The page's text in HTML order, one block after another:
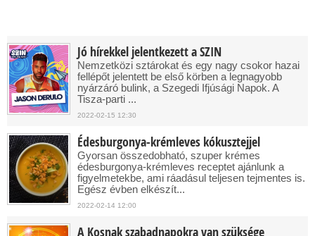
Jó hírekkel jelentkezett a SZIN
Nemzetközi sztárokat és egy nagy csokor hazai
fellépőt jelentett be első körben a legnagyobb
nyárzáró bulink, a Szegedi Ifjúsági Napok. A
Tisza-parti ...
2022-02-15 12:30
Édesburgonya-krémleves kókusztejjel
Gyorsan összedobható, szuper krémes
édesburgonya-krémleves receptet ajánlunk a
figyelmetekbe, ami ráadásul teljesen tejmentes is.
Egész évben elkészít...
2022-02-14 12:00
A Kosnak szabadnapokra van szüksége